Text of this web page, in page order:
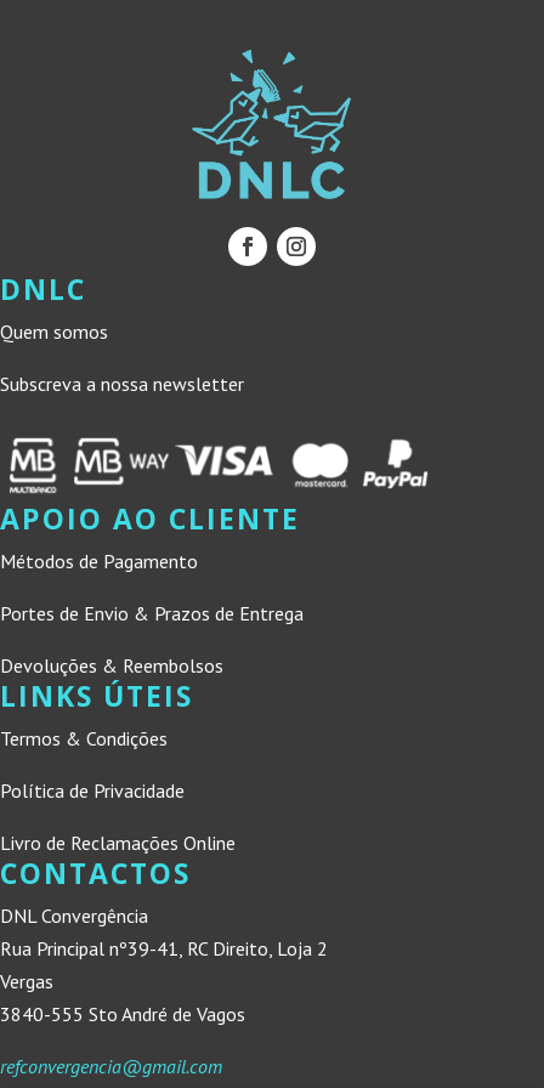
DNLC
Quem somos
Subscreva a nossa newsletter
APOIO AO CLIENTE
Métodos de Pagamento
Portes de Envio & Prazos de Entrega
Devoluções & Reembolsos
LINKS ÚTEIS
Termos & Condições
Política de Privacidade
Livro de Reclamações Online
CONTACTOS
DNL Convergência
Rua Principal nº39-41, RC Direito, Loja 2
Vergas
3840-555 Sto André de Vagos
refconvergencia@gmail.com